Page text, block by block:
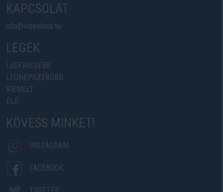
KAPCSOLAT
info@videolista.hu
LEGEK
LEGFRISSEBB
LEGNÉPSZERŰBB
KIEMELT
ÉLŐ
KÖVESS MINKET!
INSTAGRAM
FACEBOOK